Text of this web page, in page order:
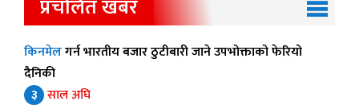
प्रचलित खबर
किनमेलगर्न भारतीय बजार ठुटीबारी जाने उपभोक्ताको फेरियो
दैनिकी
३ साल अघि